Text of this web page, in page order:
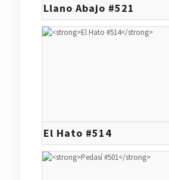
Llano Abajo #521
El Hato #514